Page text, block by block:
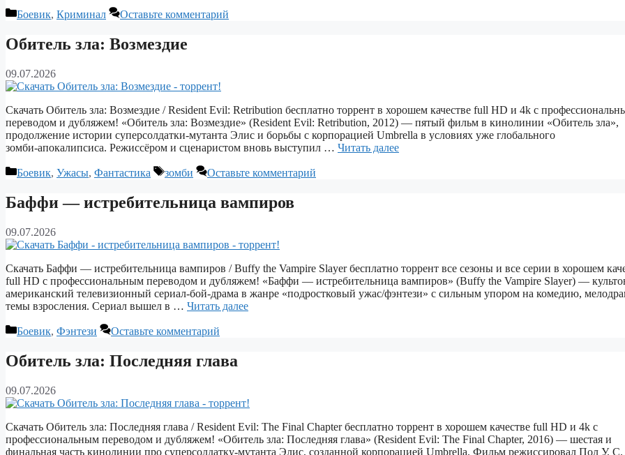
Рубрики
Боевик, Криминал Оставьте комментарий
Обитель зла: Возмездие
09.07.2026
Скачать Обитель зла: Возмездие / Resident Evil: Retribution бесплатно торрент в хорошем качестве full HD и 4k с
переводом и дубляжем! «Обитель зла: Возмездие» (Resident Evil: Retribution, 2012) — пятый фильм в кинолинии «Обитель зла»,
продолжение истории суперсолдатки‑мутанта Элис и борьбы с корпорацией Umbrella в условиях уже глобального
зомби‑апокалипсиса. Режиссёром и сценаристом вновь выступил … Читать далее
Рубрики
Боевик, Ужасы, Фантастика Метки
зомби Оставьте комментарий
Баффи — истребительница вампиров
09.07.2026
Скачать Баффи — истребительница вампиров / Buffy the Vampire Slayer бесплатно торрент все сезоны и все серии в хорошем
full HD с профессиональным переводом и дубляжем! «Баффи — истребительница вампиров» (Buffy the Vampire Slayer) —
американский телевизионный сериал‑бой‑драма в жанре «подростковый ужас/фэнтези» с сильным упором на комедию,
темы взросления. Сериал вышел в … Читать далее
Рубрики
Боевик, Фэнтези Оставьте комментарий
Обитель зла: Последняя глава
09.07.2026
Скачать Обитель зла: Последняя глава / Resident Evil: The Final Chapter бесплатно торрент в хорошем качестве full HD и 4k с
профессиональным переводом и дубляжем! «Обитель зла: Последняя глава» (Resident Evil: The Final Chapter, 2016) — шестая и
финальная часть кинолинии про суперсолдатку‑мутанта Элис, созданной корпорацией Umbrella. Фильм режиссировал Пол У. С.